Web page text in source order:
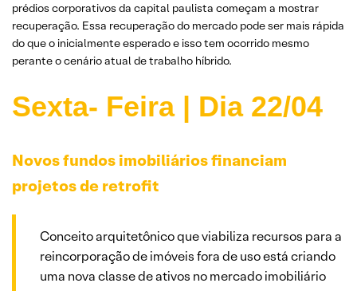
prédios corporativos da capital paulista começam a mostrar
recuperação. Essa recuperação do mercado pode ser mais rápida
do que o inicialmente esperado e isso tem ocorrido mesmo
perante o cenário atual de trabalho híbrido.
Sexta- Feira | Dia 22/04
Novos fundos imobiliários financiam
projetos de retrofit
Conceito arquitetônico que viabiliza recursos para a
reincorporação de imóveis fora de uso está criando
uma nova classe de ativos no mercado imobiliário